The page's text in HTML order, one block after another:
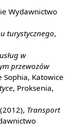
Wydawnictwo
turystycznego,
w
przewozów
Katowice
, Proksenia,
Transport